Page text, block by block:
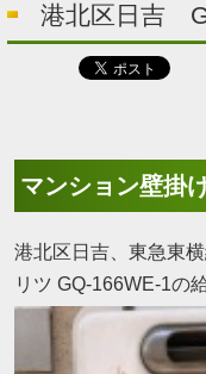
港北区日吉
マンション壁掛
港北区日吉、東急東
リツ GQ-166WE-1の